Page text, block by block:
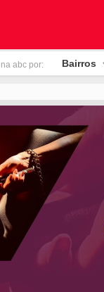
abc por: Bairros